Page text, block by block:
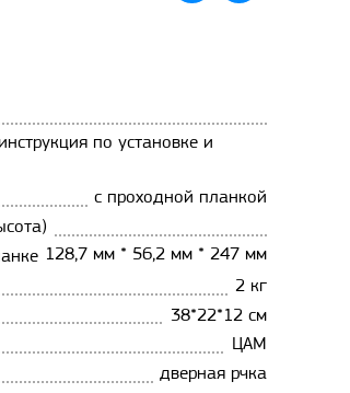
по установке и
с проходной планкой
128,7 мм * 56,2 мм * 247 мм
2 кг
38*22*12 см
ЦАМ
дверная рчка